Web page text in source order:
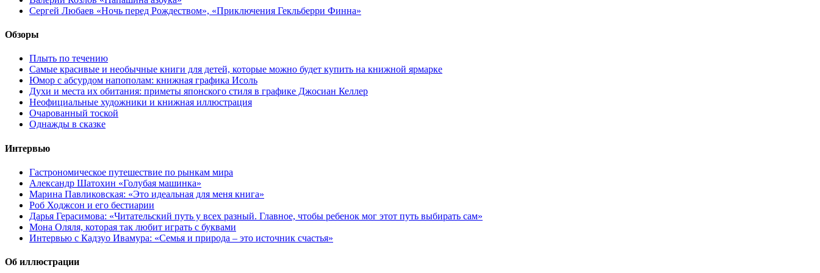
Сергей Любаев «Ночь перед Рождеством», «Приключения Гекльберри Финна»
Обзоры
Плыть по течению
Самые красивые и необычные книги для детей, которые можно будет купить на книжной ярмарке
Юмор с абсурдом напополам: книжная графика Исоль
Духи и места их обитания: приметы японского стиля в графике Джосиан Келлер
Неофициальные художники и книжная иллюстрация
Очарованный тоской
Однажды в сказке
Интервью
Гастрономическое путешествие по рынкам мира
Александр Шатохин «Голубая машинка»
Марина Павликовская: «Это идеальная для меня книга»
Роб Ходжсон и его бестиарии
Дарья Герасимова: «Читательский путь у всех разный. Главное, чтобы ребенок мог этот путь выбирать сам»
Мона Оляля, которая так любит играть с буквами
Интервью с Кадзуо Ивамура: «Семья и природа – это источник счастья»
Об иллюстрации